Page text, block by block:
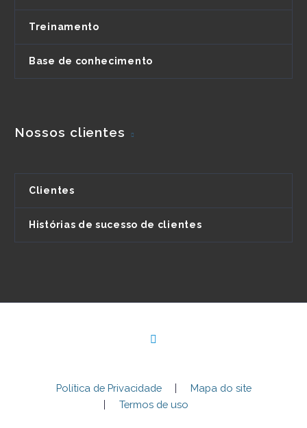
Treinamento
Base de conhecimento
Nossos clientes
Clientes
Histórias de sucesso de clientes
Política de Privacidade
Mapa do site
Termos de uso